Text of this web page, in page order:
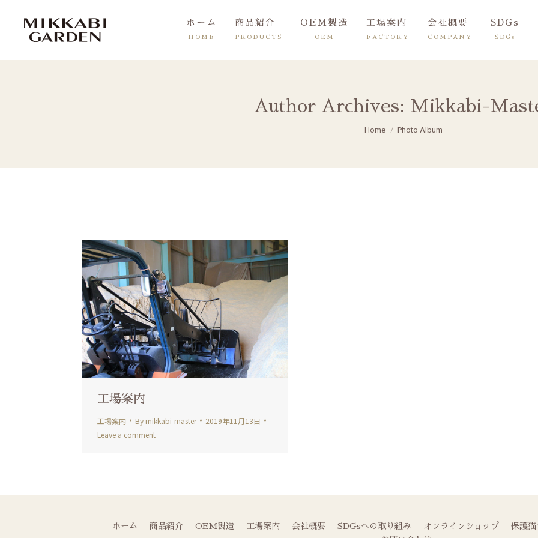
ホーム
HOME
商品紹介
PRODUCTS
OEM製造
OEM
工場案内
FACTORY
会社概要
COMPANY
SDGs
SDGs
Author Archives: Mikkabi-
You are here:
Home Photo Album
工場案内
工場案内 By mikkabi-master
2019年11月13日
Leave a comment
ホーム 商品紹介 OEM製造 工場案内 会社概要 SDGsへの取り組み オンラインショップ 保護猫